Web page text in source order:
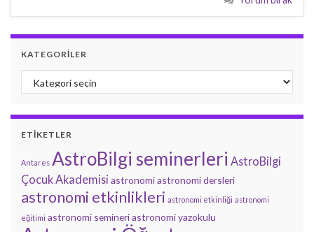
KATEGORILER
Kategoriler
ETIKETLER
Antares AstroBilgi seminerleri AstroBilgi
Çocuk Akademisi astronomiastronomi dersleri
astronomi etkinlikleri astronomi etkinliği astronomi
eğitimi astronomi semineriastronomi yazokulu